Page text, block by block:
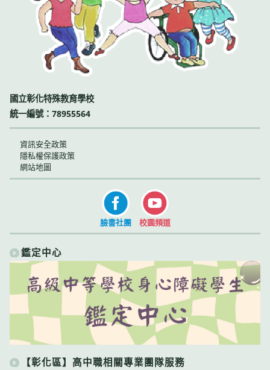
國立彰化特殊教育學校
統一編號：78955564
資訊安全政策
隱私權保護政策
網站地圖
臉書社團 校園頻道
鑑定中心
【彰化區】高中職相關專業團隊服務